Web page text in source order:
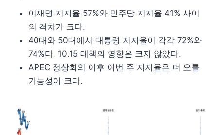
이재명 지지율 57%와 민주당 지지율 41% 사이
의 격차가 크다.
40대와 50대에서 대통령 지지율이 각각 72%와
74%다. 10.15 대책의 영향은 크지 않았다.
APEC 정상회의 이후 이번 주 지지율은 더 오를
가능성이 크다.